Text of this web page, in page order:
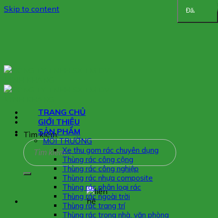
Skip to content
Tìm kiếm:
TRANG CHỦ
GIỚI THIỆU
SẢN PHẨM
MÔI TRƯỜNG
Xe thu gom rác chuyên dụng
Thùng rác công cộng
Thùng rác công nghiệp
Thùng rác nhựa composite
Thùng rác phân loại rác
Thùng rác ngoài trời
Thùng rác trang trí
Thùng rác trong nhà, văn phòng
Đăng ký